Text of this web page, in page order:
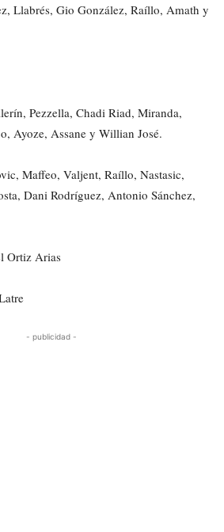
Llabrés, Gio González, Raíllo, Amath y
Pezzella, Chadi Riad, Miranda,
Ayoze, Assane y Willian José.
Maffeo, Valjent, Raíllo, Nastasic,
Dani Rodríguez, Antonio Sánchez,
Ortiz Arias
- publicidad -